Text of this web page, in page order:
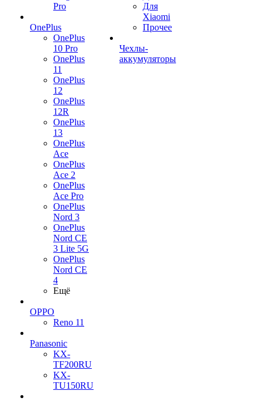
Pro
OnePlus
OnePlus
10 Pro
OnePlus
11
OnePlus
12
OnePlus
12R
OnePlus
13
OnePlus
Ace
OnePlus
Ace 2
OnePlus
Ace Pro
OnePlus
Nord 3
OnePlus
Nord CE
3 Lite 5G
OnePlus
Nord CE
4
Ещё
OPPO
Reno 11
Panasonic
KX-
TF200RU
KX-
TU150RU
Для
Xiaomi
Прочее
Чехлы-
аккумуляторы